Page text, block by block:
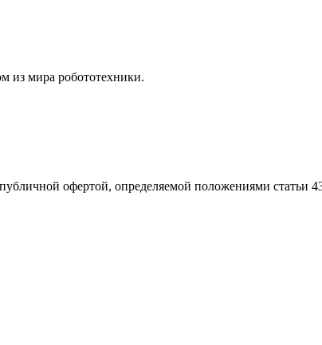
из мира робототехники.
офертой, определяемой положениями статьи